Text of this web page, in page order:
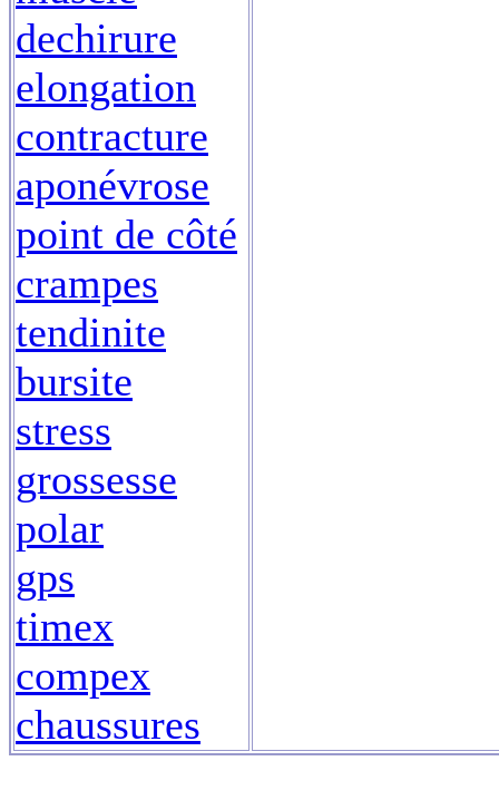
dechirure
elongation
contracture
aponévrose
point de côté
crampes
tendinite
bursite
stress
grossesse
polar
gps
timex
compex
chaussures